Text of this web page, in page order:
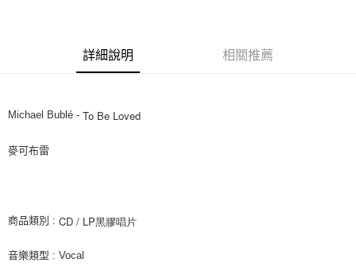
AFTEE先享後付
【關於「AFTEE先享後付」】
２．便利：只要手機號碼，簡訊認證，即可結帳。
３．安心：先確認商品／服務後，再付款。
【「AFTEE先享後付」結帳流程】
每筆NT$60，滿NT$1,599(含以上)免運費
詳細說明 相關推薦
Michael Bublé - To Be Loved
麥可布雷
商品類別 : CD / LP黑膠唱片
音樂類型 : Vocal